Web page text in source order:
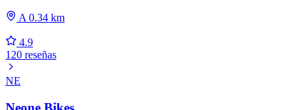
A 0.34 km
4.9
120 reseñas
NE